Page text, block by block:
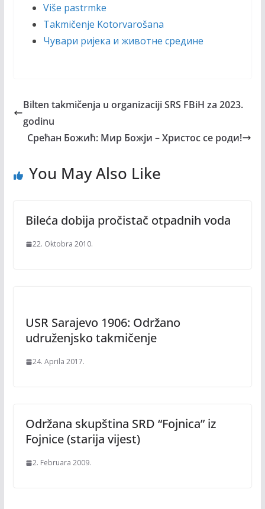
Više pastrmke
Takmičenje Kotorvarošana
Чувари ријека и животне средине
Bilten takmičenja u organizaciji SRS FBiH za 2023.
godinu
Срећан Божић: Мир Божји – Христос се роди!
You May Also Like
Bileća dobija pročistač otpadnih voda
22. Oktobra 2010.
USR Sarajevo 1906: Održano
udruženjsko takmičenje
24. Aprila 2017.
Održana skupština SRD “Fojnica” iz
Fojnice (starija vijest)
2. Februara 2009.